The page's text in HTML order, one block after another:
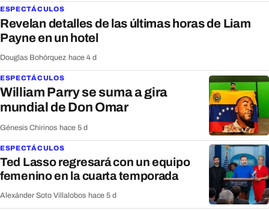
ESPECTÁCULOS
Revelan detalles de las últimas horas de Liam
Payne en un hotel
Douglas Bohórquez hace 4 d
ESPECTÁCULOS
William Parry se suma a gira
mundial de Don Omar
Génesis Chirinos hace 5 d
ESPECTÁCULOS
Ted Lasso regresará con un equipo
femenino en la cuarta temporada
Alexánder Soto Villalobos hace 5 d